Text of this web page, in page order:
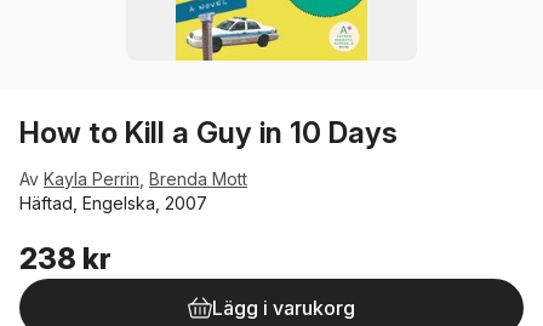
How to Kill a Guy in 10 Days
Av Kayla Perrin Brenda Mott
Häftad, Engelska, 2007
238 kr
Lägg i varukorg